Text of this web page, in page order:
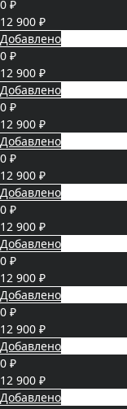
0 ₽
12 900 ₽
Добавлено
0 ₽
12 900 ₽
Добавлено
0 ₽
12 900 ₽
Добавлено
0 ₽
12 900 ₽
Добавлено
0 ₽
12 900 ₽
Добавлено
0 ₽
12 900 ₽
Добавлено
0 ₽
12 900 ₽
Добавлено
0 ₽
12 900 ₽
Добавлено